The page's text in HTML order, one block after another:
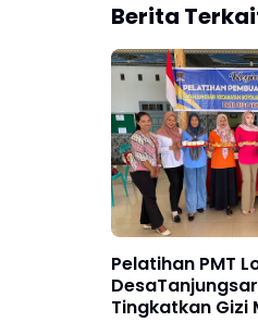
Berita
Pelatihan PMT
Tingkatkan Gizi